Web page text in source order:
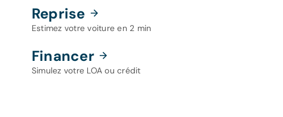
Reprise
Estimez votre voiture en 2 min
Financer
Simulez votre LOA ou crédit